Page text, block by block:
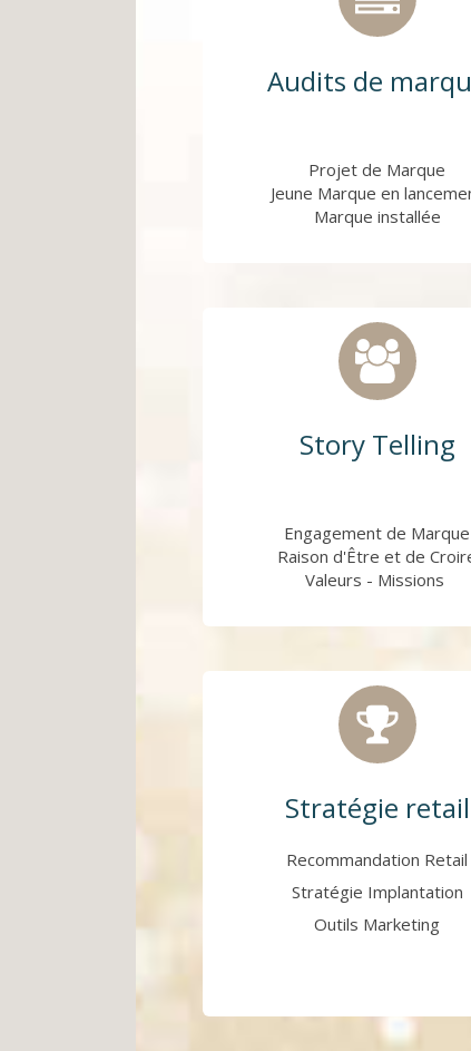
Audits de
Projet de Marque
Jeune Marque en
Marque installée
Story Telling
Engagement de Marque
Raison d'Être et de
Valeurs - Missions
Stratégie retail
Recommandation Retail
Stratégie Implantation
Outils Marketing